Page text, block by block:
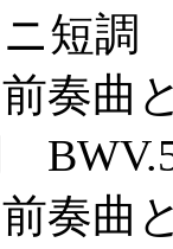
短調
曲
曲